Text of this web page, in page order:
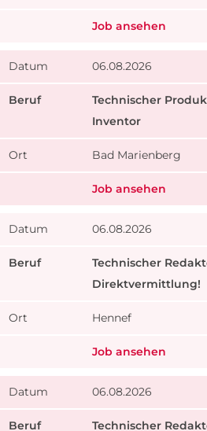
Job ansehen
06.08.2026
Technischer
Inventor
Bad Marienberg
Job ansehen
06.08.2026
Technischer
Direktvermittlung!
Hennef
Job ansehen
06.08.2026
Technischer